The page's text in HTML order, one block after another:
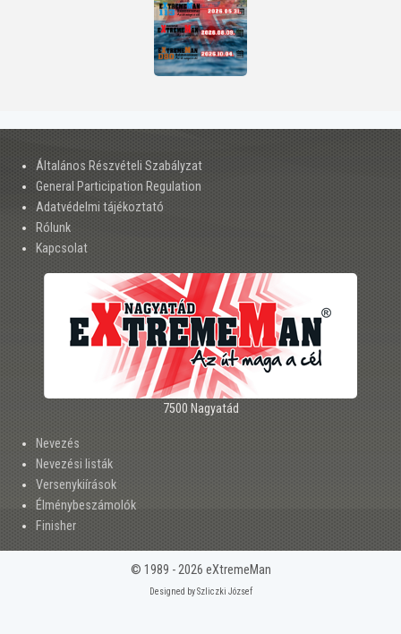
Általános Részvételi Szabályzat
General Participation Regulation
Adatvédelmi tájékoztató
Rólunk
Kapcsolat
7500 Nagyatád
Nevezés
Nevezési listák
Versenykiírások
Élménybeszámolók
Finisher
© 1989 - 2026 eXtremeMan
Designed by Szliczki József